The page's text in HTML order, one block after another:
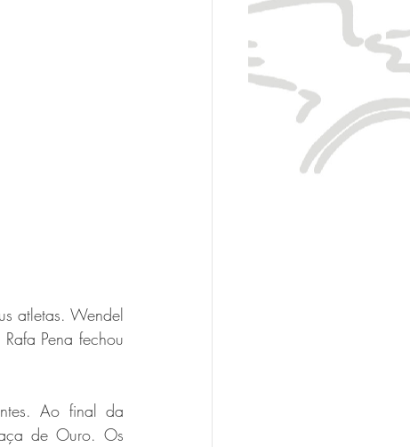
atletas. Wendel
Pena fechou
Ao final da
de Ouro. Os